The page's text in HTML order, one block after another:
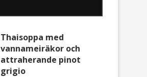
Thaisoppa med
vannameiräkor och
attraherande pinot
grigio